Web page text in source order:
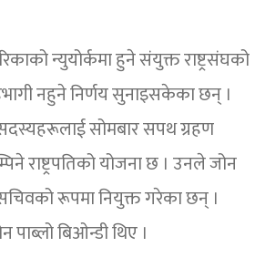
न्युयोर्कमा हुने संयुक्त राष्ट्रसंघको
नहुने निर्णय सुनाइसकेका छन् ।
सदस्यहरूलाई सोमबार सपथ ग्रहण
राष्ट्रपतिको योजना छ । उनले जोन
रूपमा नियुक्त गरेका छन् ।
बिओन्डी थिए ।